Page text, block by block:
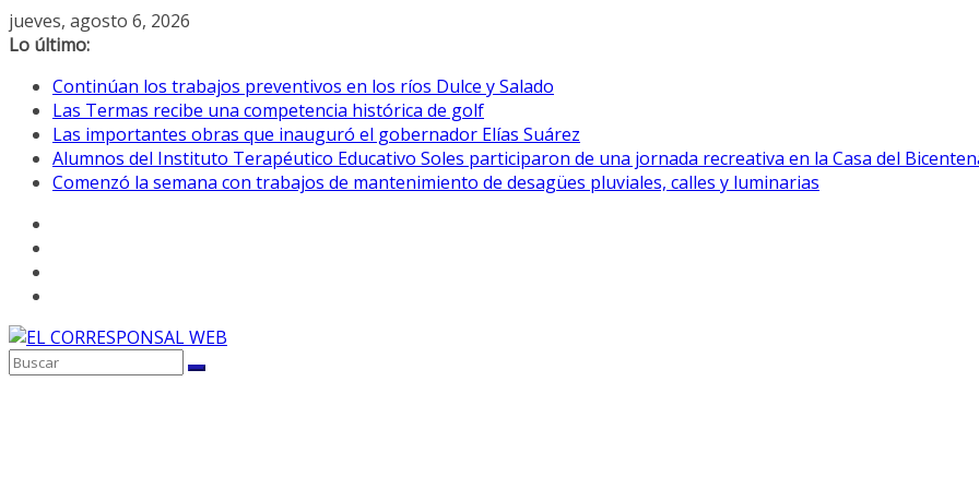
Saltar
al
jueves, agosto 6, 2026
Lo último:
Continúan los trabajos preventivos en los ríos Dulce y Salado
Las Termas recibe una competencia histórica de golf
Las importantes obras que inauguró el gobernador Elías Suárez
Alumnos del Instituto Terapéutico Educativo Soles participaron de una jornada recreativa en la Casa del
Comenzó la semana con trabajos de mantenimiento de desagües pluviales, calles y luminarias